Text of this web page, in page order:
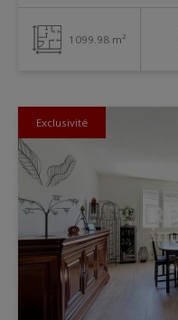
1099.98 m²
Exclusivité